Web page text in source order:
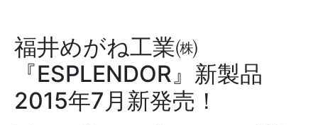
福井めがね工業㈱
『ESPLENDOR』新製品
2015年7月新発売！